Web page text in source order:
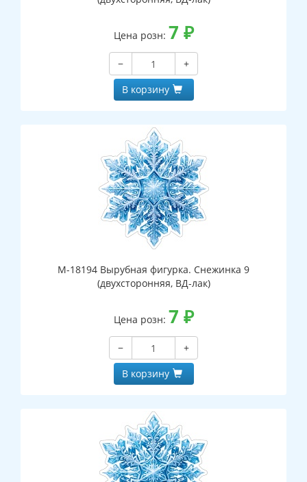
Цена розн: 7 ₽
−
+
В корзину
М-18194 Вырубная фигурка. Снежинка 9
(двухсторонняя, ВД-лак)
Цена розн: 7 ₽
−
+
В корзину